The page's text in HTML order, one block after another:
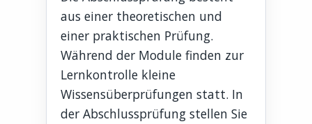
aus einer theoretischen und
einer praktischen Prüfung.
Während der Module finden zur
Lernkontrolle kleine
Wissensüberprüfungen statt. In
der Abschlussprüfung stellen Sie